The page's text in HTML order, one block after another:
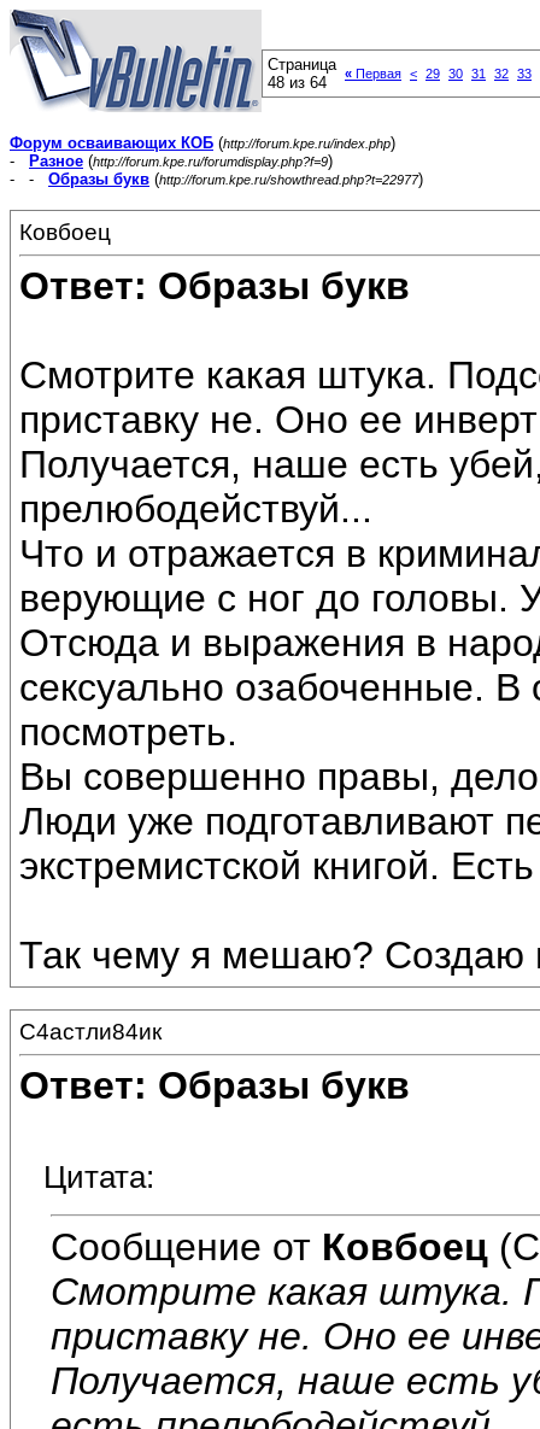
Страница
48 из 64
« Первая < 29 30 31 32 33
Форум осваивающих КОБ (http://forum.kpe.ru/index.php)
-
Разное (http://forum.kpe.ru/forumdisplay.php?f=9)
- - Образы букв (http://forum.kpe.ru/showthread.php?t=22977)
Ковбоец
Ответ: Образы букв
Смотрите какая штука.
приставку не. Оно ее
Получается, наше есть
прелюбодействуй...
Что и отражается в
верующие с ног до головы.
Отсюда и выражения в
сексуально озабоченные.
посмотреть.
Вы совершенно правы,
Люди уже подготавливают
экстремистской книгой.
Так чему я мешаю? Создаю
С4астли84ик
Ответ: Образы букв
Цитата:
Сообщение от Ковбоец
Смотрите какая штука.
приставку не. Оно ее
Получается, наше есть